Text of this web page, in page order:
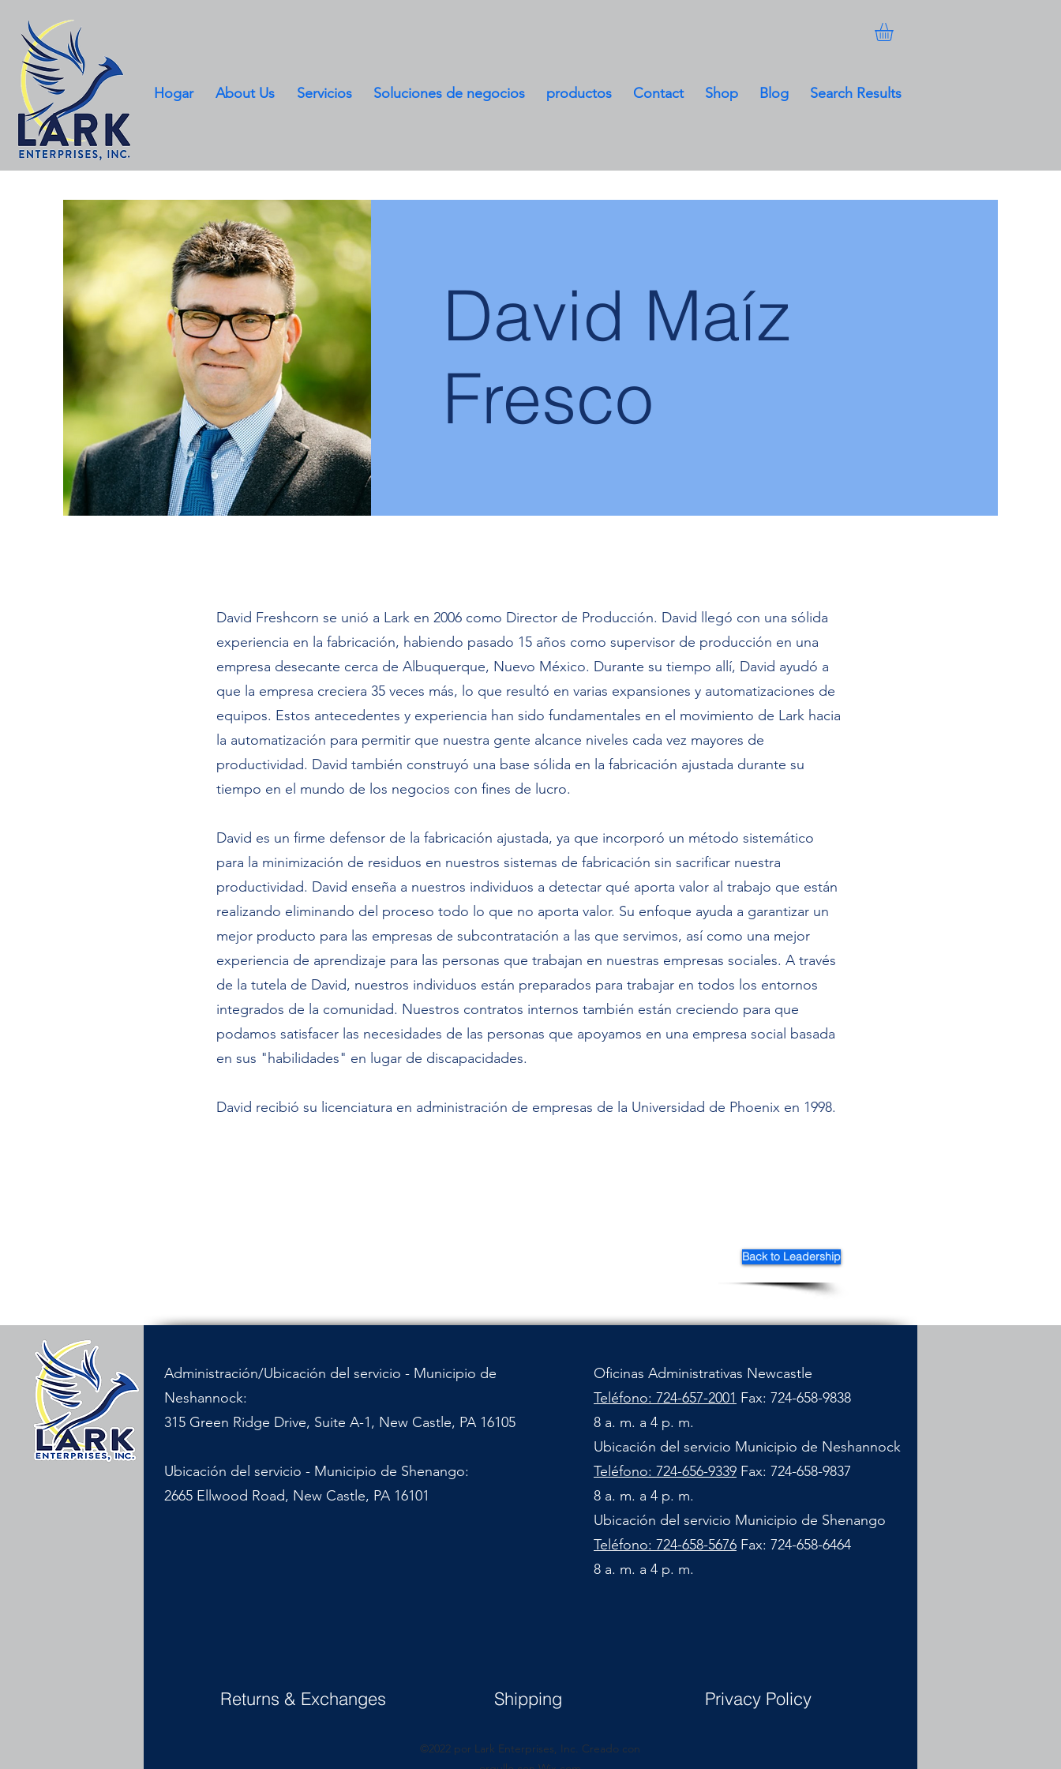
Hogar About Us Servicios Soluciones de negocios productos Contact Shop Blog Search Results
David Maíz
Fresco
David Freshcorn se unió a Lark en 2006 como Director de Producción. David llegó con una sólida
experiencia en la fabricación, habiendo pasado 15 años como supervisor de producción en una
empresa desecante cerca de Albuquerque, Nuevo México. Durante su tiempo allí, David ayudó a
que la empresa creciera 35 veces más, lo que resultó en varias expansiones y automatizaciones de
equipos. Estos antecedentes y experiencia han sido fundamentales en el movimiento de Lark hacia
la automatización para permitir que nuestra gente alcance niveles cada vez mayores de
productividad. David también construyó una base sólida en la fabricación ajustada durante su
tiempo en el mundo de los negocios con fines de lucro.
David es un firme defensor de la fabricación ajustada, ya que incorporó un método sistemático
para la minimización de residuos en nuestros sistemas de fabricación sin sacrificar nuestra
productividad. David enseña a nuestros individuos a detectar qué aporta valor al trabajo que están
realizando eliminando del proceso todo lo que no aporta valor. Su enfoque ayuda a garantizar un
mejor producto para las empresas de subcontratación a las que servimos, así como una mejor
experiencia de aprendizaje para las personas que trabajan en nuestras empresas sociales. A través
de la tutela de David, nuestros individuos están preparados para trabajar en todos los entornos
integrados de la comunidad. Nuestros contratos internos también están creciendo para que
podamos satisfacer las necesidades de las personas que apoyamos en una empresa social basada
en sus "habilidades" en lugar de discapacidades.
David recibió su licenciatura en administración de empresas de la Universidad de Phoenix en 1998.
Back to Leadership
Administración/Ubicación del servicio - Municipio de
Neshannock:
315 Green Ridge Drive, Suite A-1, New Castle, PA 16105
Ubicación del servicio - Municipio de Shenango:
2665 Ellwood Road, New Castle, PA 16101
Returns & Exchanges Shipping
Oficinas Administrativas Newcastle
Teléfono: 724-657-2001 Fax: 724-658-9838
8 a. m. a 4 p. m.
Ubicación del servicio Municipio de Neshannock
Teléfono: 724-656-9339 Fax: 724-658-9837
8 a. m. a 4 p. m.
Ubicación del servicio Municipio de Shenango
Teléfono: 724-658-5676 Fax: 724-658-6464
8 a. m. a 4 p. m.
Privacy Policy
©2022 por Lark Enterprises, Inc. Creado con